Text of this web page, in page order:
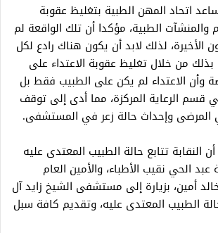
اتحاد المهن الطبية بتغليظ عقوبة
والمنشآت الطبية، مؤكدا أن تلك الواقعة لم
الأخيرة، لذلك لابد أن يكون هناك رادع لكل
من خلال تغليظ عقوبة الاعتداء على
وأن الاعتداء لم يكن على الطبيب فقط بل
قسم الرعاية المركزة، مما أدى إلى توقف
المرضى وإحداث حالة زعر في المستشفى.
النقابة تتابع حالة الطبيب المعتدى عليه
الحي نقيب الأطباء، والأمين العام
أمين، بزيارة إلى مستشفى الشيخ زايد آل
الطبيب المعتدى عليه، وتقديم كافة سبل